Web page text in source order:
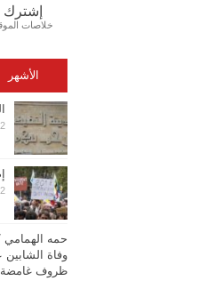
إشترك
خلاصات
الأشهر
حمه
وفاة
ظروف غامضة